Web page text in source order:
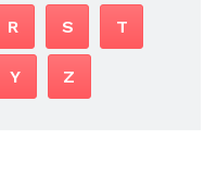
R S T
Y Z